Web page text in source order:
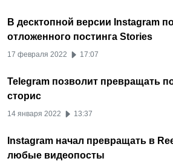
В десктопной версии Instagram
отложенного постинга Stories
17 февраля 2022 17:07
Telegram позволит превращать
сторис
14 января 2022 13:37
Instagram начал превращать в
любые видеопосты